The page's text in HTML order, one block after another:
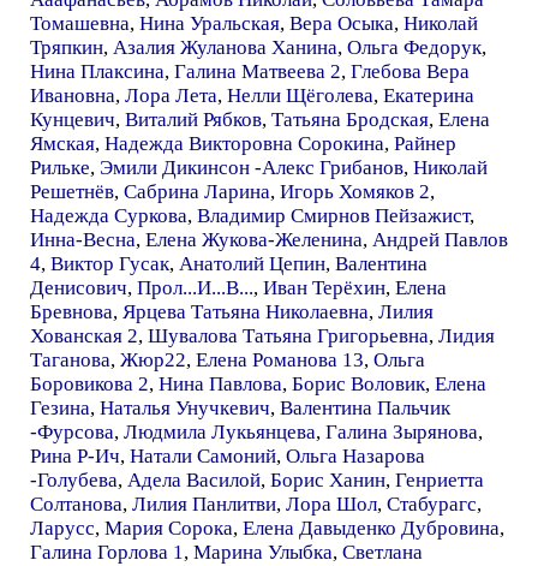
Томашевна, Нина Уральская, Вера Осыка, Николай
Тряпкин, Азалия Жуланова Ханина, Ольга Федорук,
Нина Плаксина, Галина Матвеева 2, Глебова Вера
Ивановна, Лора Лета, Нелли Щёголева, Екатерина
Кунцевич, Виталий Рябков, Татьяна Бродская, Елена
Ямская, Надежда Викторовна Сорокина, Райнер
Рильке, Эмили Дикинсон -Алекс Грибанов, Николай
Решетнёв, Сабрина Ларина, Игорь Хомяков 2,
Надежда Суркова, Владимир Смирнов Пейзажист,
Инна-Весна, Елена Жукова-Желенина, Андрей Павлов
4, Виктор Гусак, Анатолий Цепин, Валентина
Денисович, Прол...И...В..., Иван Терёхин, Елена
Бревнова, Ярцева Татьяна Николаевна, Лилия
Хованская 2, Шувалова Татьяна Григорьевна, Лидия
Таганова, Жюр22, Елена Романова 13, Ольга
Боровикова 2, Нина Павлова, Борис Воловик, Елена
Гезина, Наталья Унучкевич, Валентина Пальчик
-Фурсова, Людмила Лукьянцева, Галина Зырянова,
Рина Р-Ич, Натали Самоний, Ольга Назарова
-Голубева, Адела Василой, Борис Ханин, Генриетта
Солтанова, Лилия Панлитви, Лора Шол, Стабурагс,
Ларусс, Мария Сорока, Елена Давыденко Дубровина,
Галина Горлова 1, Марина Улыбка, Светлана